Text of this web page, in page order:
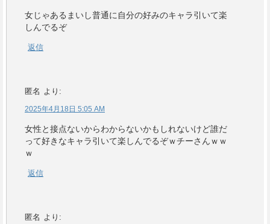
女じゃあるまいし普通に自分の好みのキャラ引いて楽
しんでるぞ
返信
匿名 より:
2025年4月18日 5:05 AM
女性と接点ないからわからないかもしれないけど誰だ
って好きなキャラ引いて楽しんでるぞｗチーさんｗｗ
ｗ
返信
匿名 より: